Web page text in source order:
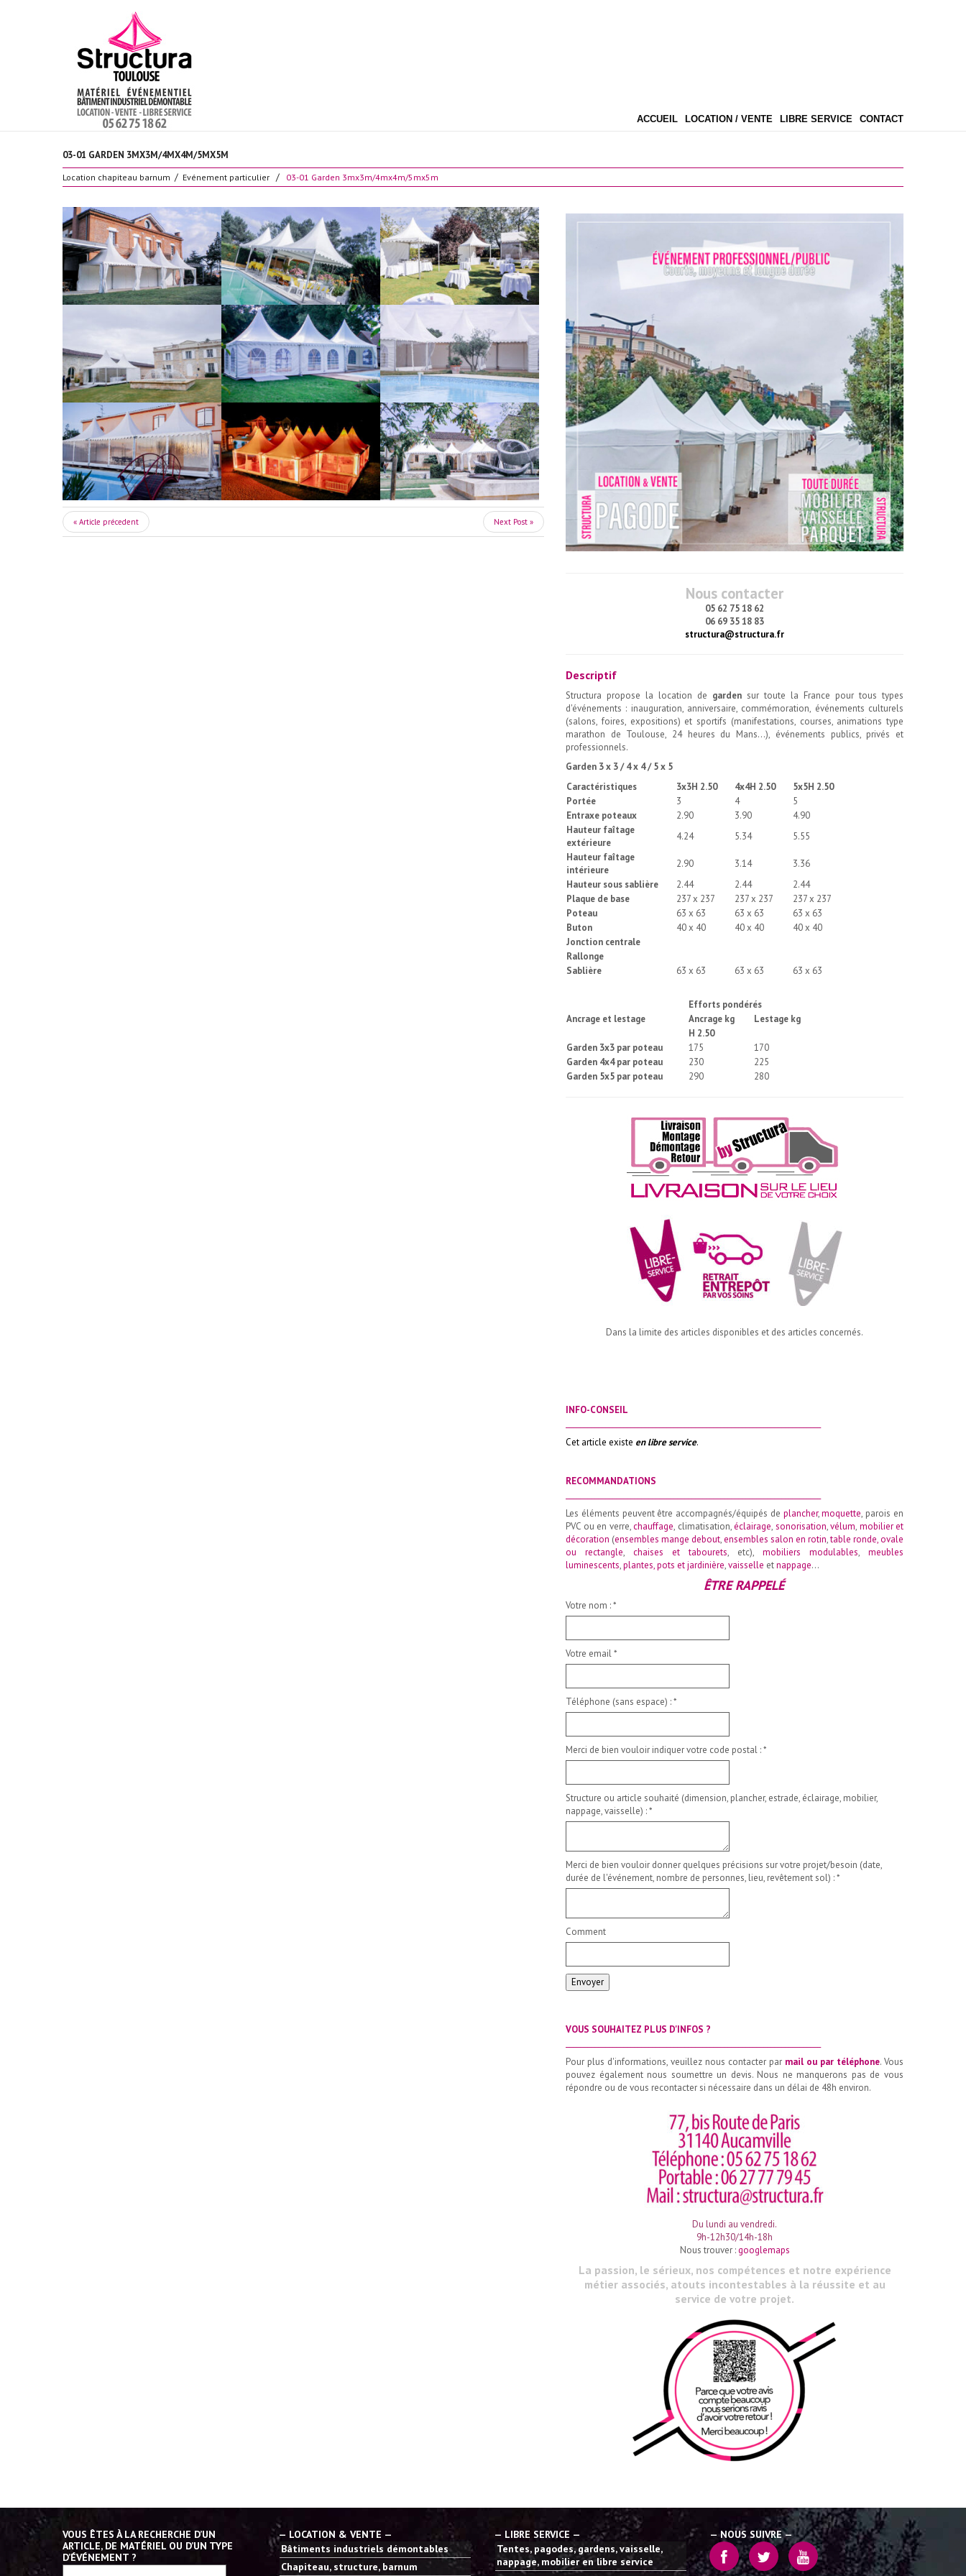
ACCUEIL LOCATION / VENTE LIBRE SERVICE CONTACT
03-01 GARDEN 3MX3M/4MX4M/5MX5M
Location chapiteau barnum Evénement particulier 03-01 Garden 3mx3m/4mx4m/5mx5m
« Article précedent Next Post »
Nous contacter
05 62 75 18 62
06 69 35 18 83
structura@structura.fr
Descriptif
Structura propose la location de garden sur toute la France pour tous types
d'événements : inauguration, anniversaire, commémoration, événements culturels
(salons, foires, expositions) et sportifs (manifestations, courses, animations type
marathon de Toulouse, 24 heures du Mans...), événements publics, privés et
professionnels.
Garden 3 x 3 / 4 x 4 / 5 x 5
Caractéristiques
3x3H 2.50 4x4H 2.50 5x5H 2.50
Portée
3 4
5
Entraxe poteaux
2.90 3.90
4.90
Hauteur faîtage
extérieure
4.24 5.34
5.55
Hauteur faîtage
intérieure
2.90 3.14
3.36
Hauteur sous sablière
2.44 2.44
2.44
Plaque de base
237 x 237 237 x 237
237 x 237
Poteau
63 x 63 63 x 63
63 x 63
Buton
40 x 40 40 x 40
40 x 40
Jonction centrale
Rallonge
Sablière
63 x 63 63 x 63 63 x 63
Ancrage et lestage
Efforts pondérés
Ancrage kg
Lestage kg
H 2.50
Garden 3x3 par poteau
175
170
Garden 4x4 par poteau
230
225
Garden 5x5 par poteau
290 280
Dans la limite des articles disponibles et des articles concernés.
INFO-CONSEIL
Cet article existe en libre service.
RECOMMANDATIONS
Les éléments peuvent être accompagnés/équipés de plancher,moquette, parois en
PVC ou en verre,chauffage, climatisation,éclairage, sonorisation,vélum, mobilier et
décoration (ensembles mange debout,ensembles salon en rotin,table ronde,ovale
ou rectangle, chaises et tabourets, etc), mobiliers modulables, meubles
luminescents,plantes, pots et jardinière,vaisselle etnappage…
ÊTRE RAPPELÉ
Votre nom :*
Votre email*
Téléphone (sans espace) :*
Merci de bien vouloir indiquer votre code postal :*
Structure ou article souhaité (dimension, plancher, estrade, éclairage, mobilier,
nappage, vaisselle) :*
Merci de bien vouloir donner quelques précisions sur votre projet/besoin (date,
durée de l'événement, nombre de personnes, lieu, revêtement sol) :*
Comment
Envoyer
VOUS SOUHAITEZ PLUS D'INFOS ?
Pour plus d'informations, veuillez nous contacter par mail ou par téléphone. Vous
pouvez également nous soumettre un devis. Nous ne manquerons pas de vous
répondre ou de vous recontacter si nécessaire dans un délai de 48h environ.
Du lundi au vendredi.
9h-12h30/14h-18h
Nous trouver :googlemaps
La passion, le sérieux, nos compétences et notre expérience
métier associés, atouts incontestables à la réussite et au
service de votre projet.
VOUS ÊTES À LA RECHERCHE D’UN
ARTICLE, DE MATÉRIEL OU D’UN TYPE
D’ÉVÉNEMENT ?
— LOCATION & VENTE —
Bâtiments industriels démontables
Chapiteau, structure, barnum
— LIBRE SERVICE —
Tentes, pagodes, gardens, vaisselle,
nappage, mobilier en libre service
— NOUS SUIVRE —